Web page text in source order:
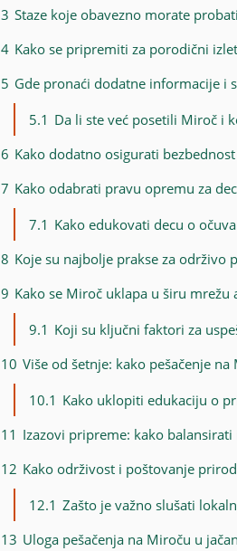
3 Staze koje obavezno morate
4 Kako se pripremiti za porodični
5 Gde pronaći dodatne informacije i
5.1 Da li ste već posetili Miroč i
6 Kako dodatno osigurati
7 Kako odabrati pravu opremu za
7.1 Kako edukovati decu o
8 Koje su najbolje prakse za održivo
9 Kako se Miroč uklapa u širu
9.1 Koji su ključni faktori za
10 Više od šetnje: kako pešačenje
10.1 Kako uklopiti edukaciju o
11 Izazovi pripreme: kako
12 Kako održivost i poštovanje
12.1 Zašto je važno slušati
13 Uloga pešačenja na Miroču u